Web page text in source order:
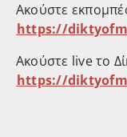
Ακούστε
⁠https://
Ακούστε live το
⁠https://